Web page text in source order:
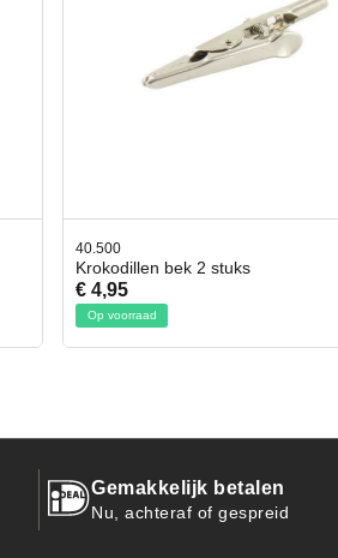
78.80350
Gevlochtenkous ø 35mm
€ 50,95
Op voorraad
Gemakkelijk betalen
Nu, achteraf of gespreid